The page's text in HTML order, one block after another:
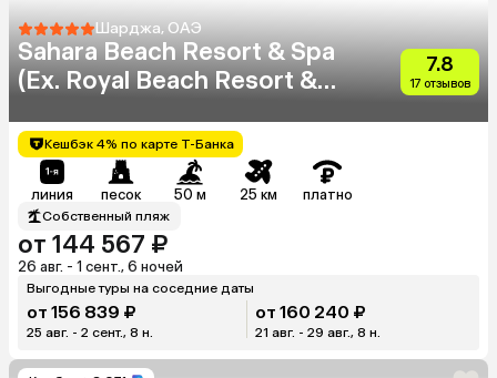
Шарджа, ОАЭ
Sahara Beach Resort & Spa
(Ex. Royal Beach Resort &
7.8
17 отзывов
Кешбэк 4% по карте Т-Банка
линия песок 50 м 25 км платно
Собственный пляж
от 144 567 ₽
26 авг. - 1 сент., 6 ночей
Выгодные туры на соседние даты
от 156 839 ₽
25 авг. - 2 сент., 8 н.
от 160 240 ₽
21 авг. - 29 авг., 8 н.